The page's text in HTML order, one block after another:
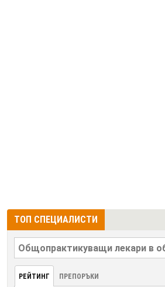
ТОП СПЕЦИАЛИСТИ
РЕЙТИНГ ПРЕПОРЪКИ